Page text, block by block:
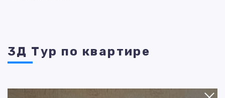
3Д Тур по квартире